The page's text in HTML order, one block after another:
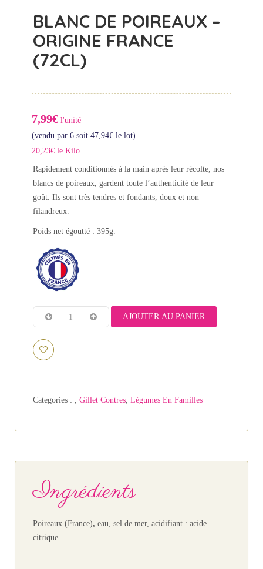
BLANC DE POIREAUX –
ORIGINE FRANCE
(72CL)
7,99€ l'unité
(vendu par 6 soit 47,94€ le lot)
20,23€ le Kilo
Rapidement conditionnés à la main après leur récolte, nos
blancs de poireaux, gardent toute l’authenticité de leur
goût. Ils sont très tendres et fondants, doux et non
filandreux.
Poids net égoutté : 395g.
AJOUTER AU PANIER
Categories : , Gillet Contres, Légumes En Familles
Ingrédients
Poireaux (France), eau, sel de mer, acidifiant : acide
citrique.